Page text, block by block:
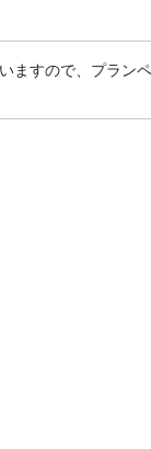
ますので、プラン